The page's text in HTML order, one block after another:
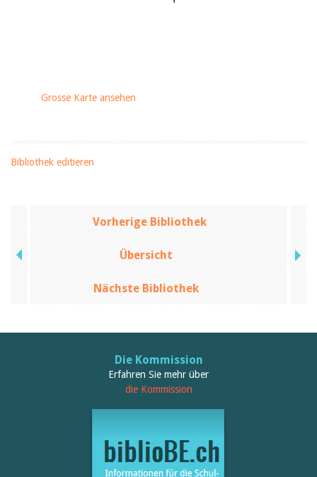
Grosse Karte ansehen
Bibliothek editieren
Vorherige Bibliothek
Übersicht
Nächste Bibliothek
Die Kommission
Erfahren Sie mehr über
die Kommission